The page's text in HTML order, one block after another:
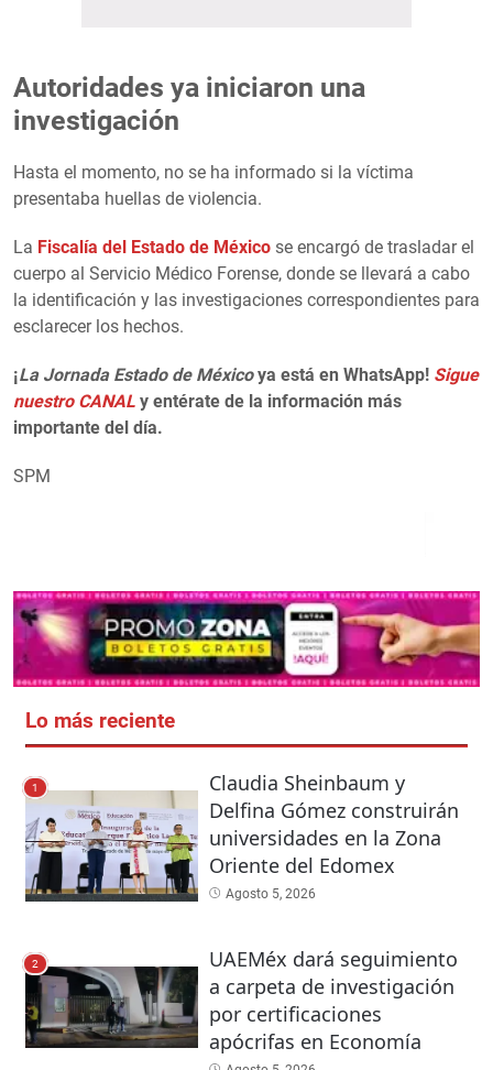
Autoridades ya iniciaron una
investigación
Hasta el momento, no se ha informado si la víctima
presentaba huellas de violencia.
La Fiscalía del Estado de México se encargó de trasladar el
cuerpo al Servicio Médico Forense, donde se llevará a cabo
la identificación y las investigaciones correspondientes para
esclarecer los hechos.
¡La Jornada Estado de Méxicoya está en WhatsApp! Sigue
nuestro CANAL y entérate de la información más
importante del día.
SPM
Lo más reciente
1
Claudia Sheinbaum y
Delfina Gómez construirán
universidades en la Zona
Oriente del Edomex
Agosto 5, 2026
2
UAEMéx dará seguimiento
a carpeta de investigación
por certificaciones
apócrifas en Economía